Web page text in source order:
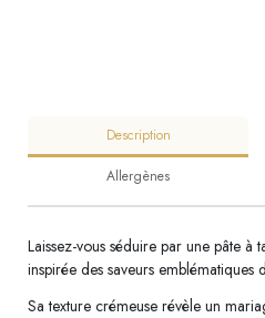
Description
Allergènes
Laissez-vous séduire par une pâte à
inspirée des saveurs emblématiques
Sa texture crémeuse révèle un